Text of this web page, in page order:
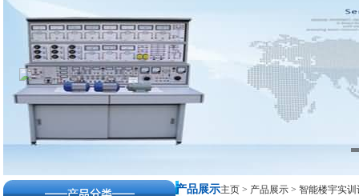
产品展示主页 > 产品展示 > 智能楼宇实训